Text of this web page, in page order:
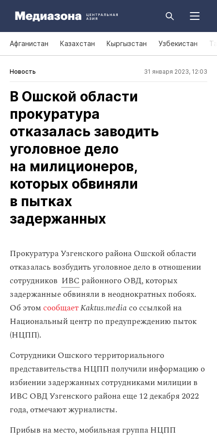
Афганистан Казахстан Кыргызстан Узбекистан
Новость 31 января 2023, 12:03
В Ошской области
прокуратура
отказалась заводить
уголовное дело
на милиционеров,
которых обвиняли
в пытках
задержанных
Прокуратура Узгенского района Ошской области
отказалась возбудить уголовное дело в отношении
сотрудников ИВС районного ОВД, которых
задержанные обвиняли в неоднократных побоях.
Об этомсообщаетKaktus.mediaсо ссылкой на
Национальный центр по предупреждению пыток
(НЦПП).
Сотрудники Ошского территориального
представительства НЦПП получили информацию о
избиении задержанных сотрудниками милиции в
ИВС ОВД Узгенского района еще 12 декабря 2022
года, отмечают журналисты.
Прибыв на место, мобильная группа НЦПП